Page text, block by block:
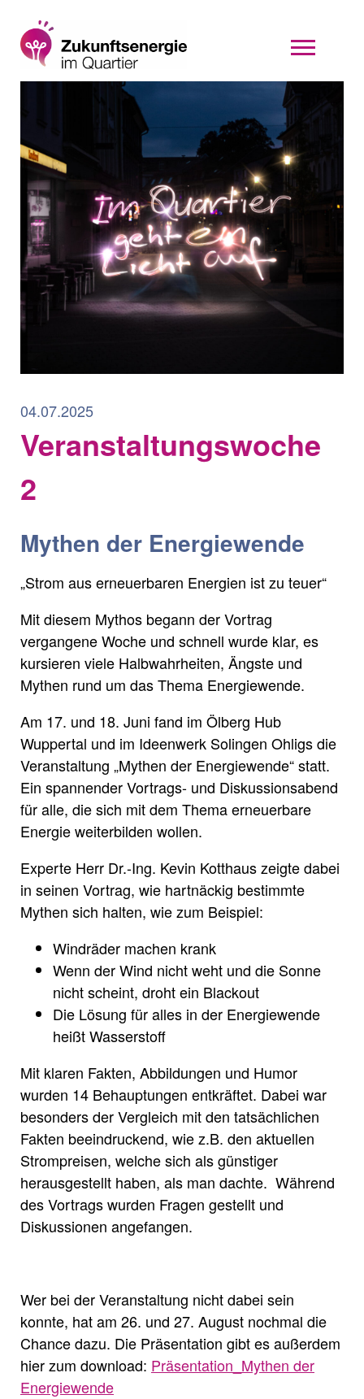
04.07.2025
Veranstaltungswoche
2
Mythen der Energiewende
„Strom aus erneuerbaren Energien ist zu teuer“
Mit diesem Mythos begann der Vortrag
vergangene Woche und schnell wurde klar, es
kursieren viele Halbwahrheiten, Ängste und
Mythen rund um das Thema Energiewende.
Am 17. und 18. Juni fand im Ölberg Hub
Wuppertal und im Ideenwerk Solingen Ohligs die
Veranstaltung „Mythen der Energiewende“ statt.
Ein spannender Vortrags- und Diskussionsabend
für alle, die sich mit dem Thema erneuerbare
Energie weiterbilden wollen.
Experte Herr Dr.-Ing. Kevin Kotthaus zeigte dabei
in seinen Vortrag, wie hartnäckig bestimmte
Mythen sich halten, wie zum Beispiel:
Windräder machen krank
Wenn der Wind nicht weht und die Sonne
nicht scheint, droht ein Blackout
Die Lösung für alles in der Energiewende
heißt Wasserstoff
Mit klaren Fakten, Abbildungen und Humor
wurden 14 Behauptungen entkräftet. Dabei war
besonders der Vergleich mit den tatsächlichen
Fakten beeindruckend, wie z.B. den aktuellen
Strompreisen, welche sich als günstiger
herausgestellt haben, als man dachte. Während
des Vortrags wurden Fragen gestellt und
Diskussionen angefangen.
Wer bei der Veranstaltung nicht dabei sein
konnte, hat am 26. und 27. August nochmal die
Chance dazu. Die Präsentation gibt es außerdem
hier zum download: Präsentation_Mythen der
Energiewende